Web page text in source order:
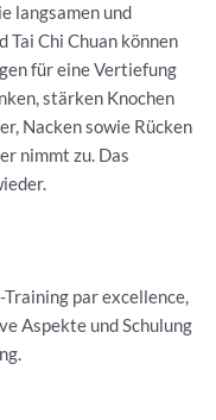
langsamen und
Tai Chi Chuan können
für eine Vertiefung
stärken Knochen
Nacken sowie Rücken
nimmt zu. Das
Training par excellence,
Aspekte und Schulung